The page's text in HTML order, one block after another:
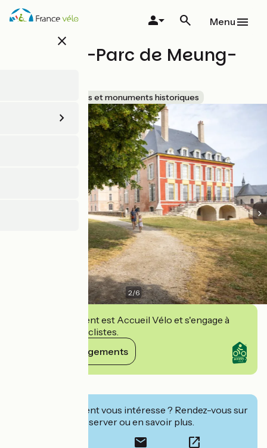
Aller
au
close
Menu
Château-Parc de Meung-
Sites et monuments historiques
2/6
Cet établissement est Accueil Vélo et s'engage à
accueillir des cyclistes.
Voir ses engagements
Cet établissement vous intéresse ? Rendez-vous sur
leur site pour réserver ou en savoir plus.